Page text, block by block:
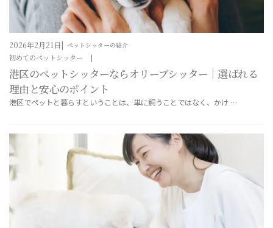
ペットシッターの紹介
2026年2月21日
初めてのペットシッター
港区のペットシッターならオリーブシッター｜選ばれる
理由と安心のポイント
港区でペットと暮らすということは、単に飼うことではなく、かけ …